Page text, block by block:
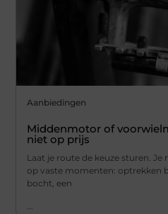
Aanbiedingen
Middenmotor of
niet op prijs
Laat je route de keuze sturen.
op vaste momenten: optrekken
bocht, een
...